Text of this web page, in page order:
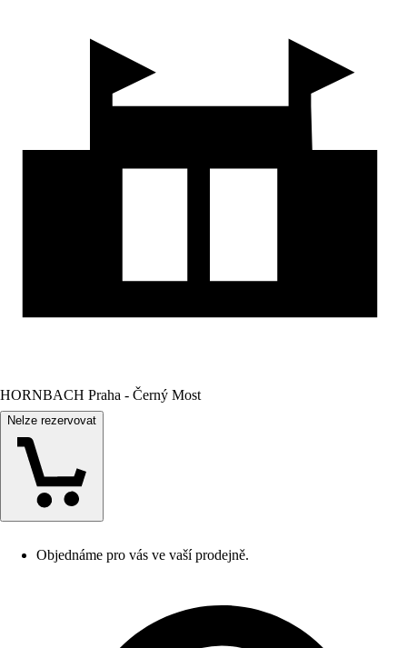
HORNBACH Praha - Černý Most
Nelze rezervovat
Objednáme pro vás ve vaší prodejně.